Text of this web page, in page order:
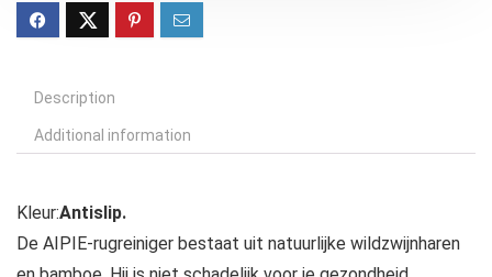
Description
Additional information
Kleur:Antislip.
De AIPIE-rugreiniger bestaat uit natuurlijke wildzwijnharen